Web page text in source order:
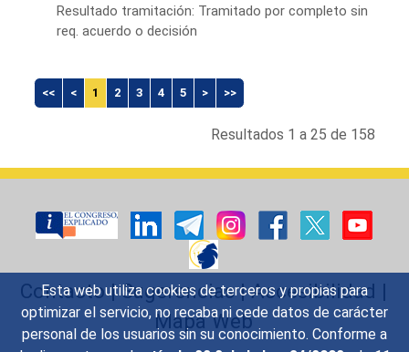
Esta web utiliza cookies de terceros y propias para
optimizar el servicio, no recaba ni cede datos de carácter
personal de los usuarios sin su conocimiento. Conforme a
Resultado tramitación: Tramitado por completo sin
req. acuerdo o decisión
<< < 1 2 3 4 5 > >>
Resultados 1 a 25 de 158
Contacto|Sugerencias|Accesibilidad |
Mapa Web